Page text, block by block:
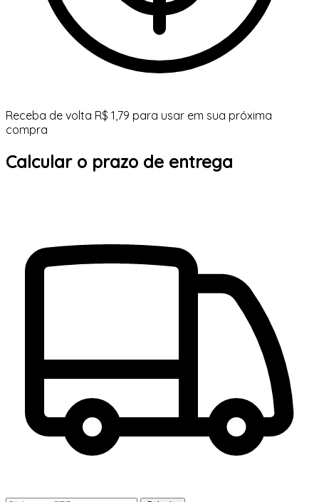
Receba de volta R$ 1,79 para usar em sua próxima
compra
Calcular o prazo de entrega